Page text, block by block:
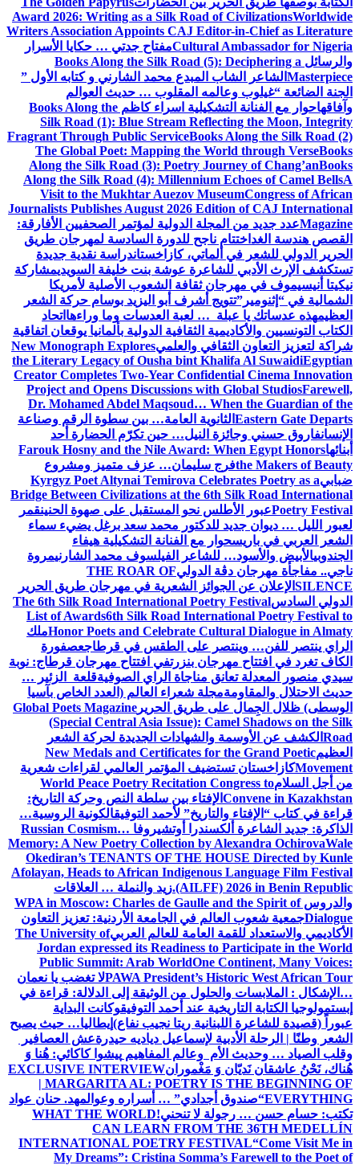
Award 2026: Writing as a Silk Road of CivilizationsWorldwide
Writers Association Appoints CAJ Editor-in-Chief as Literature
Cultural Ambassador for Nigeriaمفتاح جدتي … حكايا الأسرار
والرسائل Books Along the Silk Road (5): Deciphering a
Masterpiece الشاعر الشاب المبدع محمد الشارني و كتابه الأول ”
الجنة الضائعة “غيلوب وعالمه المقلوب … حديث العوالم
وآفاقهاحوار مع الفنانة التشكيلية اسراء كاظم Books Along the
Silk Road (1): Blue Stream Reflecting the Moon, Integrity
Fragrant Through Public ServiceBooks Along the Silk Road (2)
The Global Poet: Mapping the World through VerseBooks
Along the Silk Road (3): Poetry Journey of Chang’anBooks
Along the Silk Road (4): Millennium Echoes of Camel BellsA
Visit to the Mukhtar Auezov MuseumCongress of African
Journalists Publishes August 2026 Edition of CAJ International
Magazineعدد جديد من المجلة الدولية لمؤتمر الصحفيين الأفارقة:
القصص هندسة الغد اختتام ناجح للدورة السادسة لمهرجان طريق
الحرير الدولي للشعر في ألماتي، كازاخستاندراسة نقدية جديدة
تستكشف الإرث الأدبي للشاعرة عوشة بنت خليفة السويديمشاركة
نيكيتا أنيسيموف في مهرجان ثقافة الشعوب الأصلية لأمريكا
الشمالية في “إثنومير”تتويج أشرف أبو اليزيد بوسام حركة الشعر
العظيمهذه عدساتك يا عبلة … لعبة العدسات وما وراءها اتحاد
الكتاب التونسيين والأكاديمية الثقافية الدولية بألمانيا يوقعان اتفاقية
شراكة لتعزيز التعاون الثقافي والعلميNew Monograph Explores
the Literary Legacy of Ousha bint Khalifa Al SuwaidiEgyptian
Creator Completes Two-Year Confidential Cinema Innovation
Project and Opens Discussions with Global StudiosFarewell,
Dr. Mohamed Abdel Maqsoud… When the Guardian of the
Eastern Gate Departs الثانوية العامة… بين سطوة الرقم وصناعة
الإنسانفاروق حسني وجائزة النيل… حين تكرّم الحضارة أحد
أبنائهاFarouk Hosny and the Nile Award: When Egypt Honors
the Makers of Beautyفرج سليمان… عزف متميز ومشروع
ضبابيKyrgyz Poet Altynai Temirova Celebrates Poetry as a
Bridge Between Civilizations at the 6th Silk Road International
Poetry Festivalعبور الأطلس نحو المستقبل على صهوة الحنينقمر
لعبور الليل … ديوان جديد للدكتور محمد سعد برغل يضيء سماء
الشعر العربي في باريسحوار مع الفنانة التشكيلية هيفاء
الجندوبيالأبيض والأسود… للشاعر الفيلسوف محمد الشارنيمروة
ناجي.. مفاجأة مهرجان دڨة الدوليTHE ROAR OF
SILENCE الإعلان عن الجوائز الشعرية في مهرجان طريق الحرير
الدولي السادسThe 6th Silk Road International Poetry Festival
List of Awards6th Silk Road International Poetry Festival to
Honor Poets and Celebrate Cultural Dialogue in Almatyملك
الراي ينتصر للفن… وينتصر على الطقس في قرطاجعصفورة
الكاف تغرد في افتتاح مهرجان بنزرتفي افتتاح مهرجان قرطاج: نوبة
سيدي منصور المعدلة تعانق مناجاة الراي الصوفيةقلعة الزئير …
حديث الاحتلال والمقاومةمجلة شعراء العالم (العدد الخاص بآسيا
الوسطى) ظلال الجِمال على طريق الحرير Global Poets Magazine
(Special Central Asia Issue): Camel Shadows on the Silk
Road الكشف عن الأوسمة والشهادات الجديدة لحركة الشعر
العظيمNew Medals and Certificates for the Grand Poetic
Movementكازاخستان تستضيف المؤتمر العالمي لقراءات شعرية
من أجل السلامWorld Peace Poetry Recitation Congress to
Convene in Kazakhstan الإفتاء بين سلطة النص وحركة التاريخ:
قراءة في كتاب “الإفتاء والتاريخ” لأحمد التوفيقالكونية الروسية…
الذاكرة: جديد الشاعرة ألكسندرا أوتشيروفا Russian Cosmism…
Memory: A New Poetry Collection by Alexandra OchirovaWale
Okediran’s TENANTS OF THE HOUSE Directed by Kunle
Afolayan, Heads to African Indigenous Language Film Festival
(AILFF) 2026 in Benin Republic. زيد والنملة … العلاقات
والدروسWPA in Moscow: Charles de Gaulle and the Spirit of
Dialogueجمعية شعوب العالم في الجامعة الأردنية: تعزيز التعاون
الأكاديمي والاستعداد للقمة العامة للعالم العربيThe University of
Jordan expressed its Readiness to Participate in the World
Public Summit: Arab WorldOne Continent, Many Voices:
PAWA President’s Historic West African Tourلا تغضب يا نعمان
…الإشكال : الملابسات والحلول من الوثيقة إلى الدلالة: قراءة في
إبستمولوجيا الكتابة التاريخية عند أحمد التوفيقوكانت البداية
عبوراً (قصيدة للشاعرة اللبنانية ريتا نجيب نفاع) إيطاليا… حيث يصبح
الشعر وطنًا | الرحلة الأدبية لإسماعيل دياديه حيدرةعش العصافير
وقلب الصياد … وحديث الأم وعالم المفاهيم پیشوا کاکائي: هُنا وَ
هُناك، نَحْنُ عاشقان نَديّان وَ مَغْمورانEXCLUSIVE INTERVIEW
| MARGARITA AL: POETRY IS THE BEGINNING OF
EVERYTHING“صندوق أجدادي” … أسراره وعوالمهد. حنان عواد
تكتب: حسام حسن … رجولة لا تنحني!WHAT THE WORLD
CAN LEARN FROM THE 36TH MEDELLÍN
INTERNATIONAL POETRY FESTIVAL“Come Visit Me in
My Dreams”: Cristina Somma’s Farewell to the Poet of